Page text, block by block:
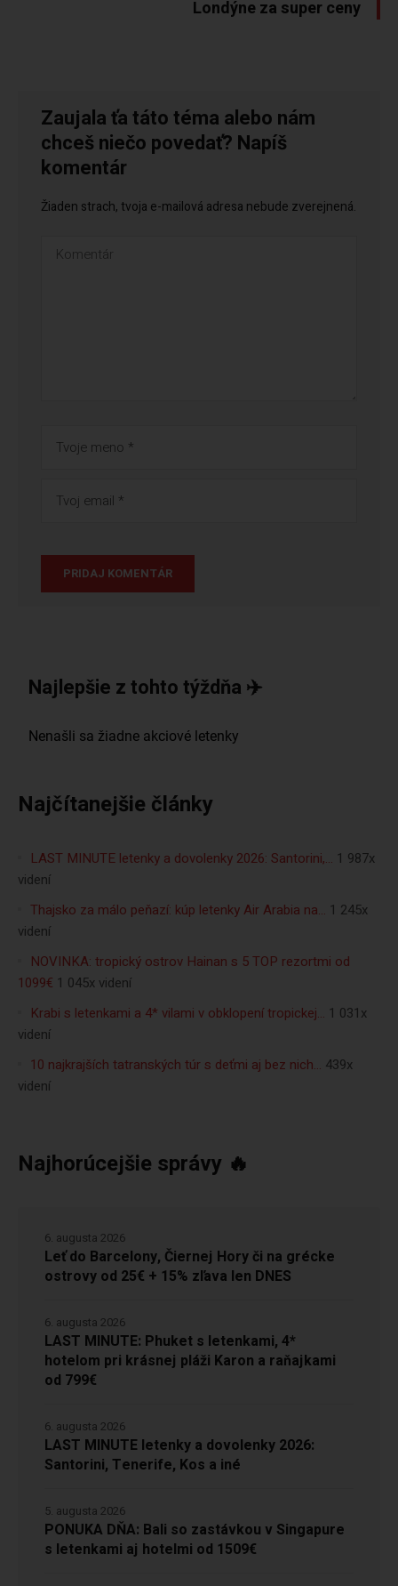
Londýne za super ceny
Zaujala ťa táto téma alebo nám
chceš niečo povedať? Napíš
komentár
Žiaden strach, tvoja e-mailová adresa nebude zverejnená.
Najlepšie z tohto týždňa ✈️
Najčítanejšie články
LAST MINUTE letenky a dovolenky 2026: Santorini,… 1 987x
videní
Thajsko za málo peňazí: kúp letenky Air Arabia na… 1 245x
videní
NOVINKA: tropický ostrov Hainan s 5 TOP rezortmi od
1099€ 1 045x videní
Krabi s letenkami a 4* vilami v obklopení tropickej… 1 031x
videní
10 najkrajších tatranských túr s deťmi aj bez nich… 439x
videní
Najhorúcejšie správy 🔥
Leť do Barcelony, Čiernej Hory či na grécke
ostrovy od 25€ + 15% zľava len DNES
6. augusta 2026
LAST MINUTE: Phuket s letenkami, 4*
hotelom pri krásnej pláži Karon a raňajkami
od 799€
6. augusta 2026
LAST MINUTE letenky a dovolenky 2026:
Santorini, Tenerife, Kos a iné
6. augusta 2026
PONUKA DŇA: Bali so zastávkou v Singapure
s letenkami aj hotelmi od 1509€
5. augusta 2026